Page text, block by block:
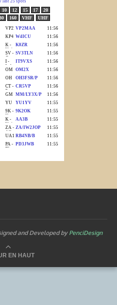
and Developed by PenciDesign
EN HAUT